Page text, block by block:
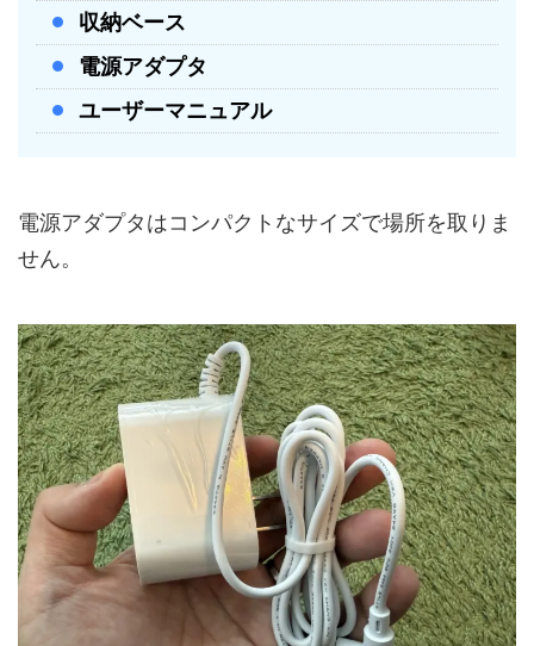
収納ベース
電源アダプタ
ユーザーマニュアル
電源アダプタはコンパクトなサイズで場所を取りま
せん。